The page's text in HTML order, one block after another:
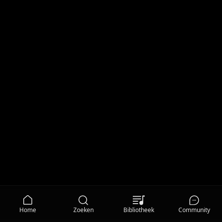
Home Zoeken Bibliotheek Community